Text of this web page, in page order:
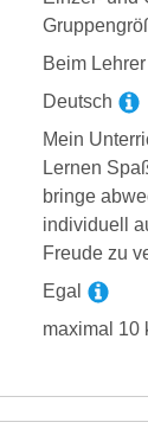
Beim
Deutsch
Mein
Lernen
bringe
individuell
Freude zu
Egal
maximal 10